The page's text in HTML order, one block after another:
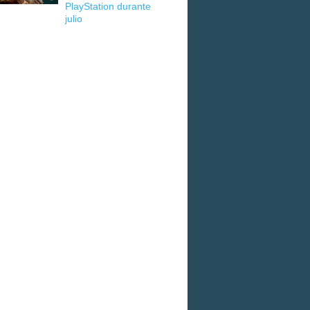
PlayStation durante
julio